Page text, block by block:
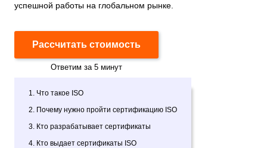
успешной работы на глобальном рынке.
Рассчитать стоимость
Ответим за 5 минут
1. Что такое ISO
2. Почему нужно пройти сертификацию ISO
3. Кто разрабатывает сертификаты
4. Кто выдает сертификаты ISO